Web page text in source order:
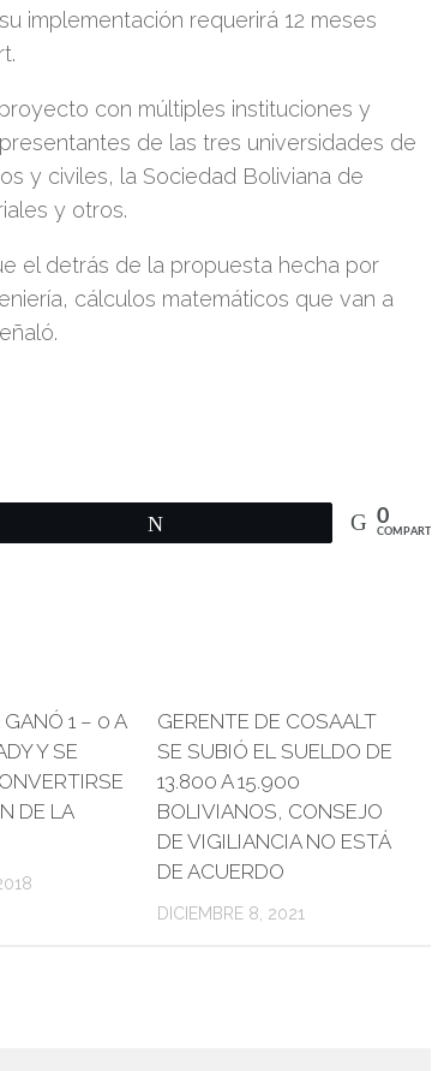
implementación requerirá 12 meses
con múltiples instituciones y
de las tres universidades de
y civiles, la Sociedad Boliviana de
y otros.
el detrás de la propuesta hecha por
cálculos matemáticos que van a
0
COMPARTIR
1 – 0 A
Y SE
DE LA
GERENTE DE COSAALT
SE SUBIÓ EL SUELDO DE
13.800 A 15.900
BOLIVIANOS, CONSEJO
DE VIGILIANCIA NO ESTÁ
DE ACUERDO
DICIEMBRE 8, 2021